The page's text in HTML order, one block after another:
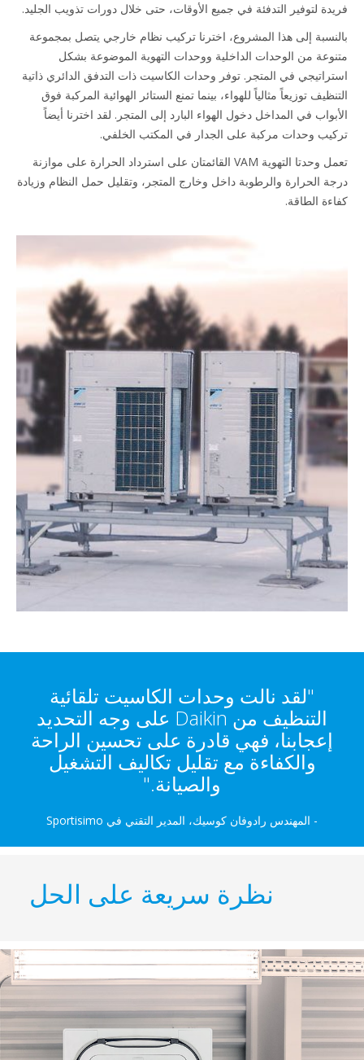
لتوفير التدفئة في جميع الأوقات، حتى خلال دورات تذويب الجليد.
إلى هذا المشروع، اخترنا تركيب نظام خارجي يتصل بمجموعة
من الوحدات الداخلية ووحدات التهوية الموضوعة بشكل
في المتجر. توفر وحدات الكاسيت ذات التدفق الدائري ذاتية
توزيعاً مثالياً للهواء، بينما تمنع الستائر الهوائية المركبة فوق
في المداخل دخول الهواء البارد إلى المتجر. لقد اخترنا أيضاً
وحدات مركبة على الجدار في المكتب الخلفي.
تعمل وحدتا التهوية VAM القائمتان على استرداد الحرارة على موازنة
الحرارة والرطوبة داخل وخارج المتجر، وتقليل حمل النظام وزيادة
الطاقة.
"لقد نالت وحدات الكاسيت تلقائية
التنظيف من Daikin على وجه التحديد
إعجابنا، فهي قادرة على تحسين الراحة
والكفاءة مع تقليل تكاليف التشغيل
والصيانة."
- المهندس رادوفان كوسيك، المدير التقني في Sportisimo
نظرة سريعة على الحل